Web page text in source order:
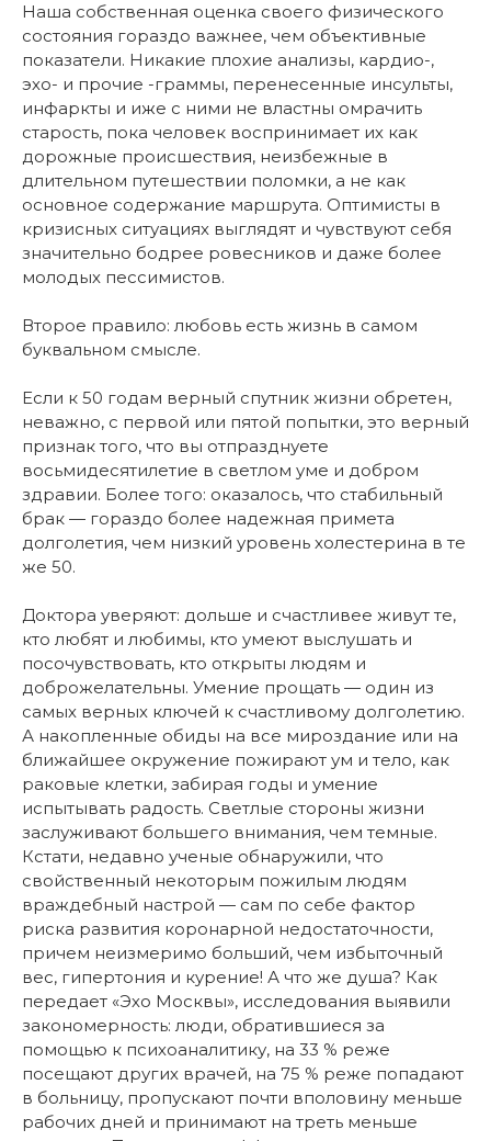
Наша собственная оценка своего физического
состояния гораздо важнее, чем объективные
показатели. Никакие плохие анализы, кардио-,
эхо- и прочие -граммы, перенесенные инсульты,
инфаркты и иже с ними не властны омрачить
старость, пока человек воспринимает их как
дорожные происшествия, неизбежные в
длительном путешествии поломки, а не как
основное содержание маршрута. Оптимисты в
кризисных ситуациях выглядят и чувствуют себя
значительно бодрее ровесников и даже более
молодых пессимистов.
Второе правило: любовь есть жизнь в самом
буквальном смысле.
Если к 50 годам верный спутник жизни обретен,
неважно, с первой или пятой попытки, это верный
признак того, что вы отпразднуете
восьмидесятилетие в светлом уме и добром
здравии. Более того: оказалось, что стабильный
брак — гораздо более надежная примета
долголетия, чем низкий уровень холестерина в те
же 50.
Доктора уверяют: дольше и счастливее живут те,
кто любят и любимы, кто умеют выслушать и
посочувствовать, кто открыты людям и
доброжелательны. Умение прощать — один из
самых верных ключей к счастливому долголетию.
А накопленные обиды на все мироздание или на
ближайшее окружение пожирают ум и тело, как
раковые клетки, забирая годы и умение
испытывать радость. Светлые стороны жизни
заслуживают большего внимания, чем темные.
Кстати, недавно ученые обнаружили, что
свойственный некоторым пожилым людям
враждебный настрой — сам по себе фактор
риска развития коронарной недостаточности,
причем неизмеримо больший, чем избыточный
вес, гипертония и курение! А что же душа? Как
передает «Эхо Москвы», исследования выявили
закономерность: люди, обратившиеся за
помощью к психоаналитику, на 33 % реже
посещают других врачей, на 75 % реже попадают
в больницу, пропускают почти вполовину меньше
рабочих дней и принимают на треть меньше